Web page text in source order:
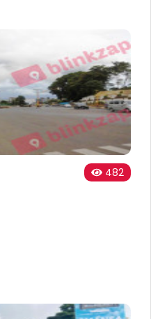
482